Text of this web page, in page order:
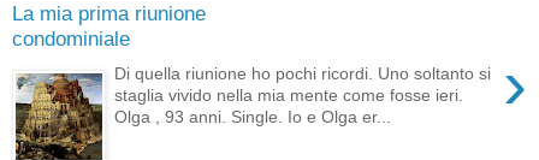
La mia prima riunione
condominiale
›
Di quella riunione ho pochi ricordi. Uno soltanto si
staglia vivido nella mia mente come fosse ieri.
Olga , 93 anni. Single. Io e Olga er...